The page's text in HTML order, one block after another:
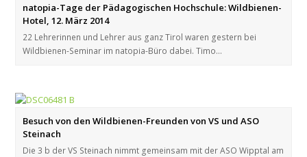
natopia-Tage der Pädagogischen Hochschule: Wildbienen-
Hotel, 12. März 2014
22 Lehrerinnen und Lehrer aus ganz Tirol waren gestern bei
Wildbienen-Seminar im natopia-Büro dabei. Timo…
Besuch von den Wildbienen-Freunden von VS und ASO
Steinach
Die 3 b der VS Steinach nimmt gemeinsam mit der ASO Wipptal am